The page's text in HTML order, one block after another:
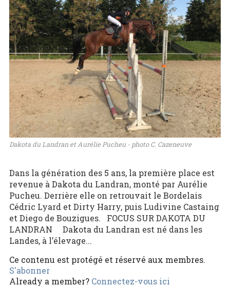
Dakota du Landran et Aurélie Pucheu - photo C. Cazeneuve
Dans la génération des 5 ans, la première place est
revenue à Dakota du Landran, monté par Aurélie
Pucheu. Derrière elle on retrouvait le Bordelais
Cédric Lyard et Dirty Harry, puis Ludivine Castaing
et Diego de Bouzigues. FOCUS SUR DAKOTA DU
LANDRAN Dakota du Landran est né dans les
Landes, à l’élevage...
Ce contenu est protégé et réservé aux membres.
S'abonner
Already a member? Connectez-vous ici